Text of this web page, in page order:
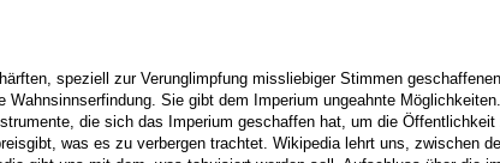
speziell zur Verunglimpfung missliebiger Stimmen
Sie gibt dem Imperium ungeahnte
die sich das Imperium geschaffen hat, um die
was es zu verbergen trachtet. Wikipedia lehrt uns, zwischen